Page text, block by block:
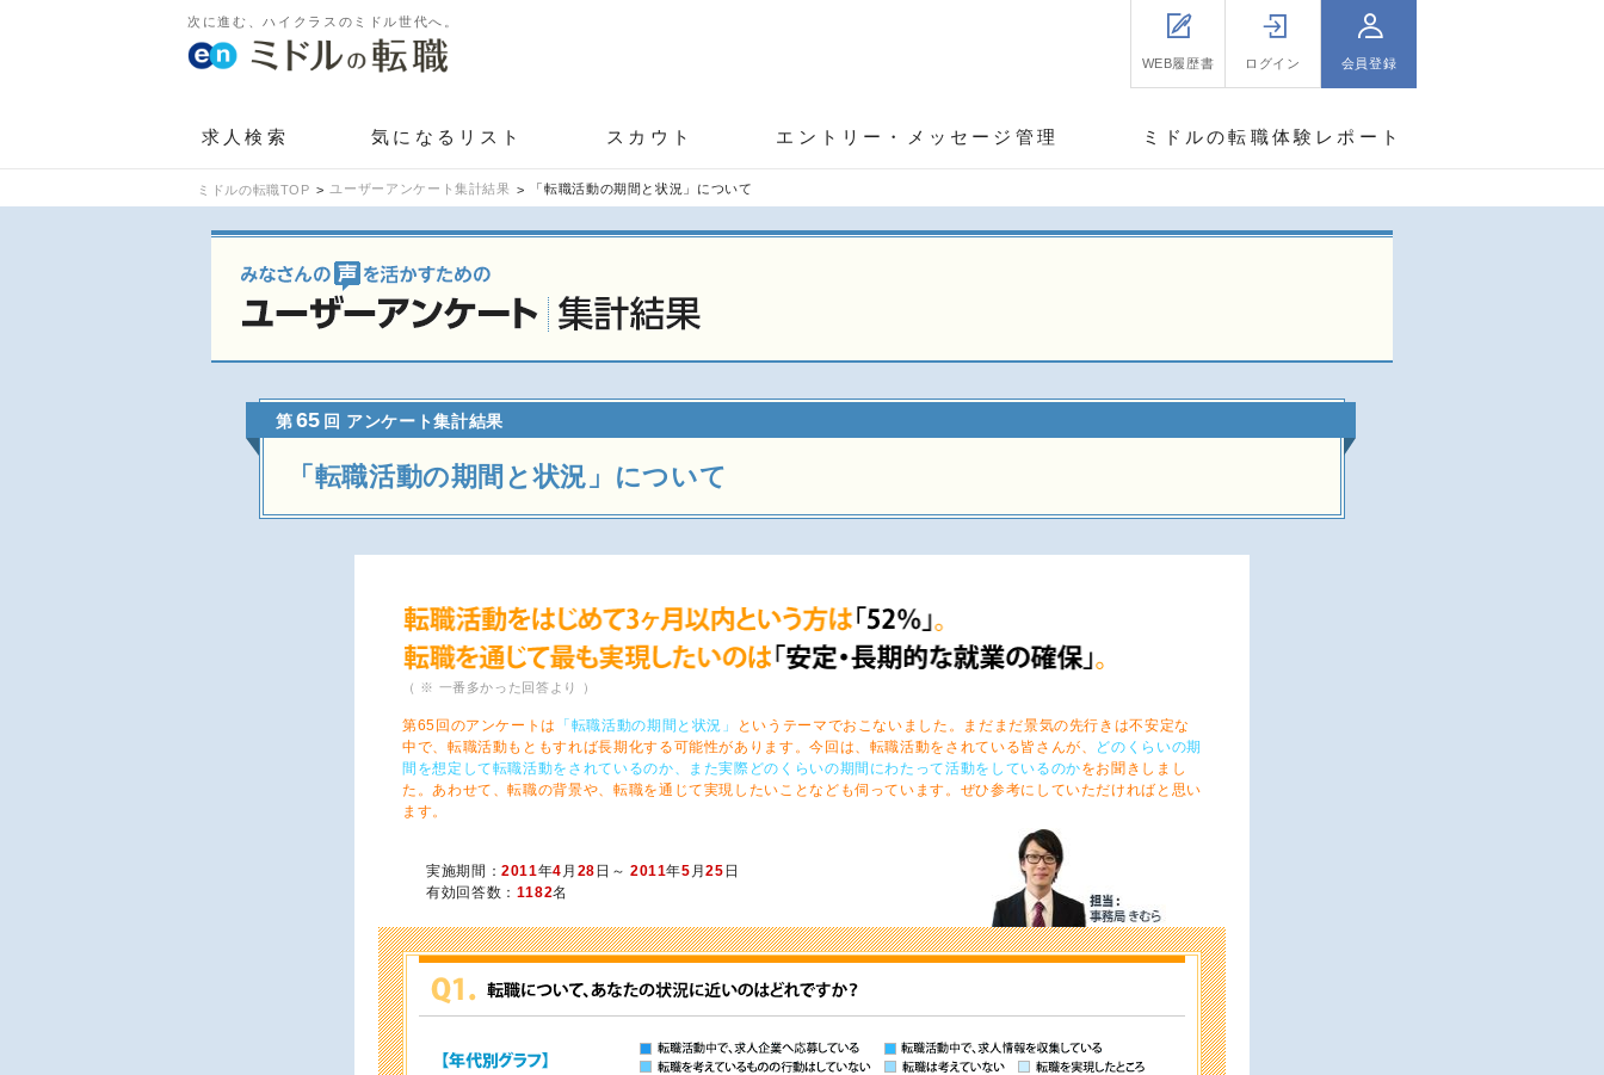
次に進む、ハイクラスのミドル世代へ。
WEB履歴書 ログイン 会員登録
求人検索 気になるリスト スカウト エントリー・メッセージ管理 ミドルの転職体験レポート
ミドルの転職TOP ユーザーアンケート集計結果 「転職活動の期間と状況」について
第65 回 アンケート集計結果
「転職活動の期間と状況」について
（ ※ 一番多かった回答より ）
第65回のアンケートは 「転職活動の期間と状況」
というテーマでおこないました。まだまだ景気の先行きは不安定な
中で、転職活動もともすれば長期化する可能性があります。今回は、転職活動をされている皆さんが、
どのくらいの期
間を想定して転職活動をされているのか、また実際どのくらいの期間にわたって活動をしているのかをお聞きしまし
た。あわせて、転職の背景や、転職を通じて実現したいことなども伺っています。ぜひ参考にしていただければと思い
ます。
実施期間：2011年4 月 28 日～ 2011年5 月25 日
有効回答数： 1182名